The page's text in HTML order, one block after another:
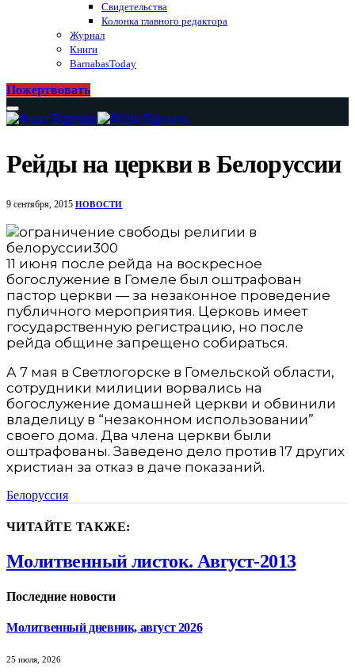
Свидетельства
Колонка главного редактора
Журнал
Книги
BarnabasToday
Пожертвовать
Рейды на церкви в Белоруссии
9 сентября, 2015 НОВОСТИ
11 июня после рейда на воскресное
богослужение в Гомеле был оштрафован
пастор церкви — за незаконное проведение
публичного мероприятия. Церковь имеет
государственную регистрацию, но после
рейда общине запрещено собираться.
А 7 мая в Светлогорске в Гомельской области,
сотрудники милиции ворвались на
богослужение домашней церкви и обвинили
владелицу в “незаконном использовании”
своего дома. Два члена церкви были
оштрафованы. Заведено дело против 17 других
христиан за отказ в даче показаний.
Белоруссия
ЧИТАЙТЕ ТАКЖЕ:
Молитвенный листок. Август-2013
Последние новости
Молитвенный дневник, август 2026
25 июля, 2026